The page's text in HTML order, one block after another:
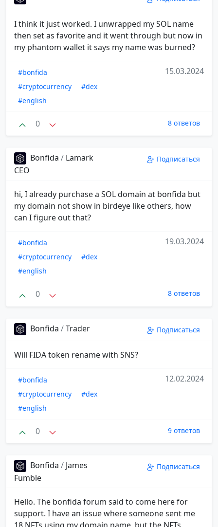
I think it just worked. I unwrapped my SOL name
then set as favorite and it went through but now in
my phantom wallet it says my name was burned?
#bonfida
#cryptocurrency
#dex
#english
15.03.2024
0 8 ответов
Bonfida / Lamark
CEO
Подписаться
hi, I already purchase a SOL domain at bonfida but
my domain not show in birdeye like others, how
can I figure out that?
#bonfida
#cryptocurrency
#dex
#english
19.03.2024
0 8 ответов
Bonfida /Trader Подписаться
Will FIDA token rename with SNS?
#bonfida
#cryptocurrency
#dex
#english
12.02.2024
0 9 ответов
Bonfida / James
Fumble
Подписаться
Hello. The bonfida forum said to come here for
support. I have an issue where someone sent me